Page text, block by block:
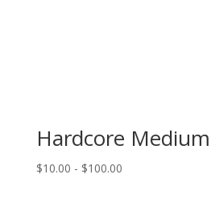
Hardcore
$10.00 - $100.00Rango